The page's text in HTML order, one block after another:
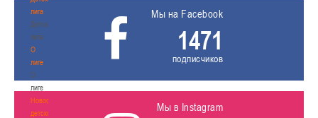
лига
Детская
лига
О
лиге
О
лиге
Новости
детской
Мы на Facebook
1471
подписчиков
Мы в Instagram